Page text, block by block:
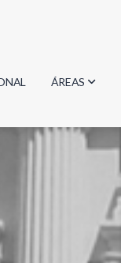
ÁREAS
Biología
Informática
Matemática